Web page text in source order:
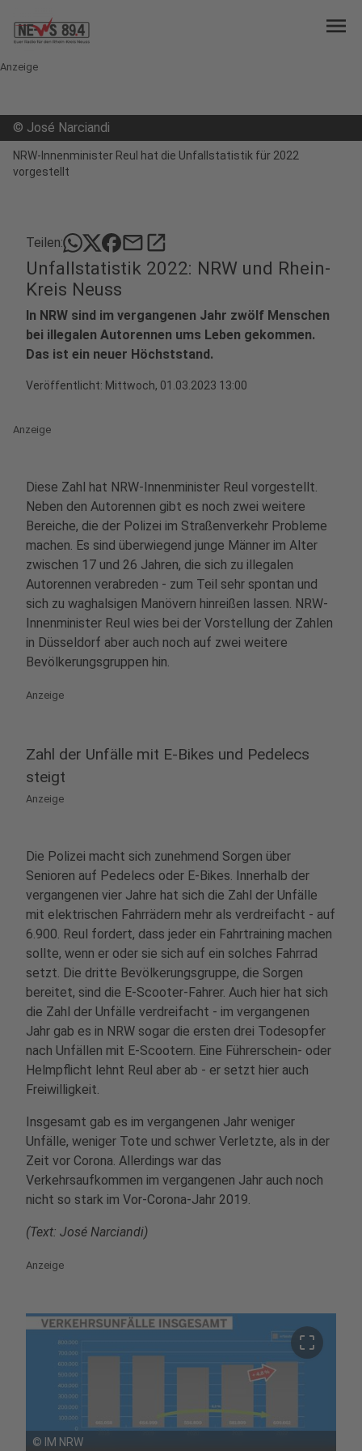
menu
Anzeige
© José Narciandi
NRW-Innenminister Reul hat die Unfallstatistik für 2022
vorgestellt
Teilen: mailopen_in_new
Unfallstatistik 2022: NRW und Rhein-
Kreis Neuss
In NRW sind im vergangenen Jahr zwölf Menschen
bei illegalen Autorennen ums Leben gekommen.
Das ist ein neuer Höchststand.
Veröffentlicht: Mittwoch, 01.03.2023 13:00
Anzeige
Diese Zahl hat NRW-Innenminister Reul vorgestellt.
Neben den Autorennen gibt es noch zwei weitere
Bereiche, die der Polizei im Straßenverkehr Probleme
machen. Es sind überwiegend junge Männer im Alter
zwischen 17 und 26 Jahren, die sich zu illegalen
Autorennen verabreden - zum Teil sehr spontan und
sich zu waghalsigen Manövern hinreißen lassen. NRW-
Innenminister Reul wies bei der Vorstellung der Zahlen
in Düsseldorf aber auch noch auf zwei weitere
Bevölkerungsgruppen hin.
Anzeige
Zahl der Unfälle mit E-Bikes und Pedelecs
steigt
Anzeige
Die Polizei macht sich zunehmend Sorgen über
Senioren auf Pedelecs oder E-Bikes. Innerhalb der
vergangenen vier Jahre hat sich die Zahl der Unfälle
mit elektrischen Fahrrädern mehr als verdreifacht - auf
6.900. Reul fordert, dass jeder ein Fahrtraining machen
sollte, wenn er oder sie sich auf ein solches Fahrrad
setzt. Die dritte Bevölkerungsgruppe, die Sorgen
bereitet, sind die E-Scooter-Fahrer. Auch hier hat sich
die Zahl der Unfälle verdreifacht - im vergangenen
Jahr gab es in NRW sogar die ersten drei Todesopfer
nach Unfällen mit E-Scootern. Eine Führerschein- oder
Helmpflicht lehnt Reul aber ab - er setzt hier auch
Freiwilligkeit.
Insgesamt gab es im vergangenen Jahr weniger
Unfälle, weniger Tote und schwer Verletzte, als in der
Zeit vor Corona. Allerdings war das
Verkehrsaufkommen im vergangenen Jahr auch noch
nicht so stark im Vor-Corona-Jahr 2019.
(Text: José Narciandi)
Anzeige
crop_free
© IM NRW